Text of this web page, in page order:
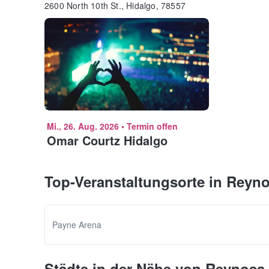
2600 North 10th St., Hidalgo, 78557
Mi., 26. Aug. 2026 • Termin offen
Omar Courtz Hidalgo
Top-Veranstaltungsorte in
Payne Arena